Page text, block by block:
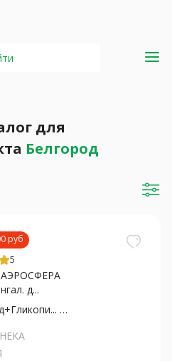
для
Белгород
руб
5
д...
Будесонид+Гликопи... бромид+Формотерол